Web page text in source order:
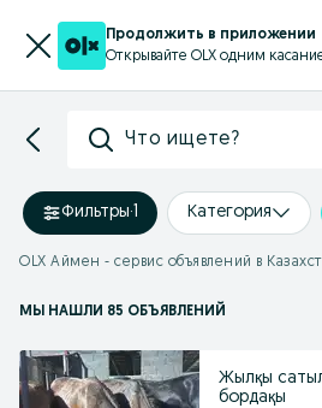
Продолжить в приложении
Открывайте OLX одним
Что ищете?
Фильтры·1 Категория
OLX Аймен - сервис объявлений в
МЫ НАШЛИ 85 ОБЪЯВЛЕНИЙ
Жылқы
бордақы